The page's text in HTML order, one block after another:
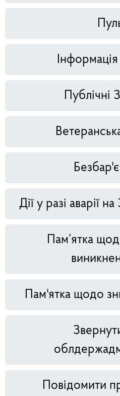
Публічні
Дії у разі аварії
Пам’ятка
Пам'ятка щодо
Повідомити